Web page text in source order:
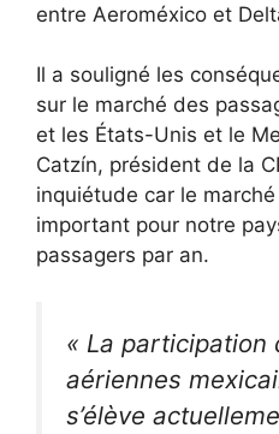
entre Aeroméxico et
Il a souligné les
sur le marché des
et les États-Unis et le
Catzín, président de la
inquiétude car le
important pour notre
passagers par an.
« La participation
aériennes
s’élève